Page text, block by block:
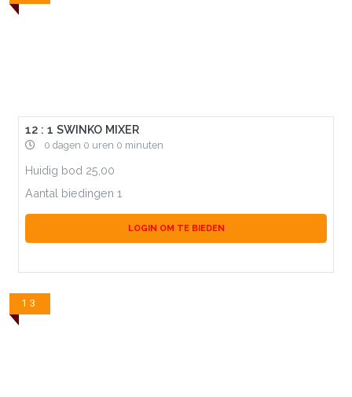
12 : 1 SWINKO MIXER
0 dagen 0 uren 0 minuten
Huidig bod 25,00
Aantal biedingen 1
LOGIN OM TE BIEDEN
13